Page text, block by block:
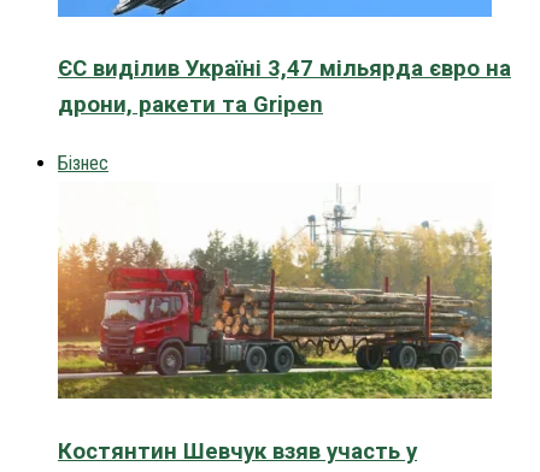
ЄС виділив Україні 3,47 мільярда євро на
дрони, ракети та Gripen
Бізнес
Костянтин Шевчук взяв участь у